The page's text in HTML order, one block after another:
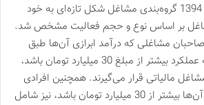
بر اساس آیین‌نامه سال 1394 گروه‌بندی مشاغل شکل تازه‌ای به خود
بر اساس نوع و حجم فعالیت مشخص شد.
مشاغلی که درآمد ابرازی آن‌ها طبق
اظهارنامه 2 سال گذشته عملکرد بیشتر از مبلغ 30 میلیارد تومان باشد،
مالیاتی قرار می‌گیرند. همچنین افرادی
که آخرین درآمد قطعی آن‌ها بیشتر از 30 میلیارد تومان باشد، نیز شامل